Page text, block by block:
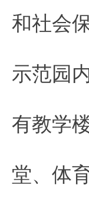
和社会
示范园
有教学
堂、体